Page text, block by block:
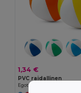
1,34 €
PVC raidallinen
Egotier 98274